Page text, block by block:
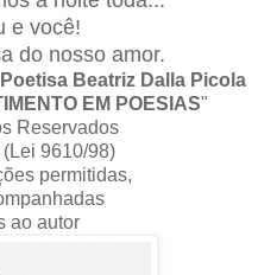
e você!
do nosso amor.
Beatriz Dalla Picola
EM POESIAS"
Reservados
9610/98)
permitidas,
ao autor